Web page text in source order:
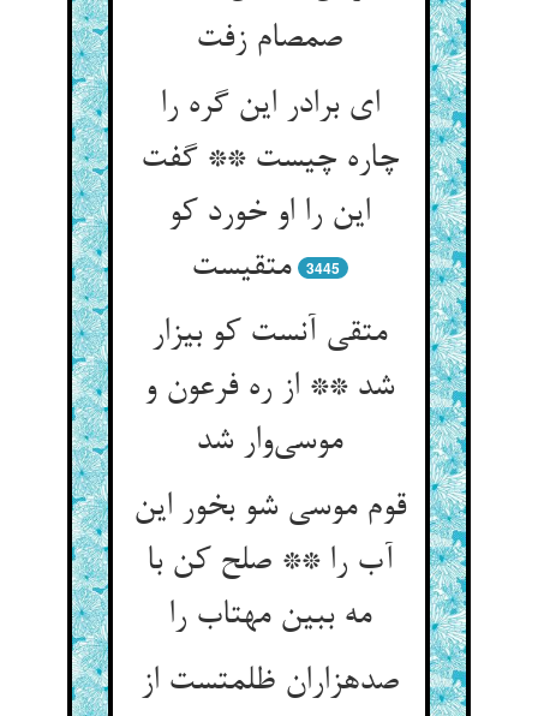
صمصام زفت
ای برادر این گره را
چاره چیست ** گفت
این را او خورد کو
متقیست
3445
متقی آنست کو بیزار
شد ** از ره فرعون و
موسی‌وار شد
قوم موسی شو بخور این
آب را ** صلح کن با
مه ببین مهتاب را
صدهزاران ظلمتست از